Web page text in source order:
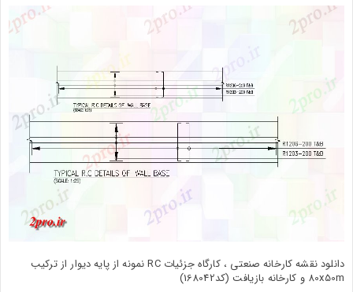
دانلود نقشه کارخانه صنعتی ، کارگاه جزئیات RC نمونه از پایه دیوار از ترکیب
80x50m و کارخانه بازیافت (کد168042)